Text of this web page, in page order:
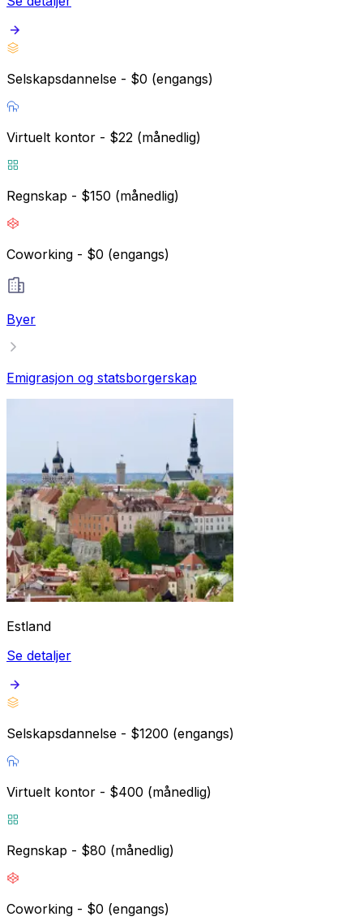
Selskapsdannelse - $0 (engangs)
Virtuelt kontor - $22 (månedlig)
Regnskap - $150 (månedlig)
Coworking - $0 (engangs)
Byer
Emigrasjon og statsborgerskap
Estland
Se detaljer
Selskapsdannelse - $1200 (engangs)
Virtuelt kontor - $400 (månedlig)
Regnskap - $80 (månedlig)
Coworking - $0 (engangs)